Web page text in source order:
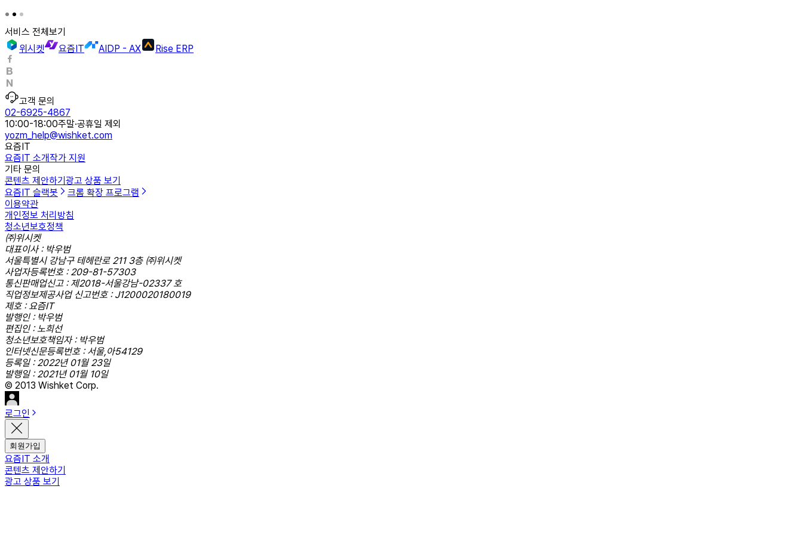
서비스 전체보기
위시켓
요즘IT AIDP - AX Rise ERP
고객 문의
02-6925-4867
10:00-18:00주말·공휴일 제외
yozm_help@wishket.com
요즘IT
요즘IT 소개작가 지원
기타 문의
콘텐츠 제안하기광고 상품 보기
요즘IT 슬랙봇
크롬 확장 프로그램
이용약관
개인정보 처리방침
청소년보호정책
㈜위시켓
대표이사 : 박우범
서울특별시 강남구 테헤란로 211 3층 ㈜위시켓
사업자등록번호 : 209-81-57303
통신판매업신고 : 제2018-서울강남-02337 호
직업정보제공사업 신고번호 : J1200020180019
제호 : 요즘IT
발행인 : 박우범
편집인 : 노희선
청소년보호책임자 : 박우범
인터넷신문등록번호 : 서울,아54129
등록일 : 2022년 01월 23일
발행일 : 2021년 01월 10일
© 2013 Wishket Corp.
로그인
회원가입
요즘IT 소개
콘텐츠 제안하기
광고 상품 보기